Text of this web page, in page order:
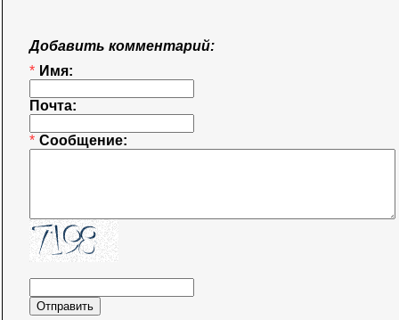
Добавить комментарий:
* Имя:
Почта:
* Сообщение: